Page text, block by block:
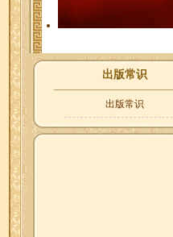
出版常识
出版常识